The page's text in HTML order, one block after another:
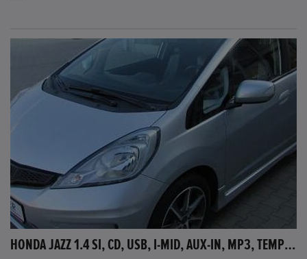
HONDA JAZZ 1.4 SI, CD, USB, I-MID, AUX-IN, MP3, TEMPOMAT